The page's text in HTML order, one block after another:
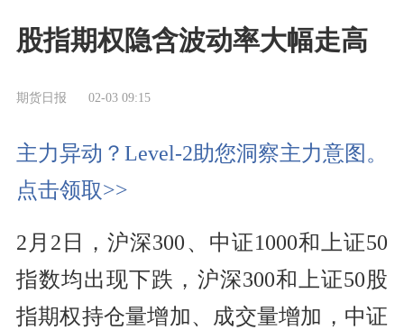
股指期权隐含波动率大幅走高
期货日报 02-03 09:15
主力异动？Level-2助您洞察主力意图。
点击领取>>
2月2日，沪深300、中证1000和上证50
指数均出现下跌，沪深300和上证50股
指期权持仓量增加、成交量增加，中证